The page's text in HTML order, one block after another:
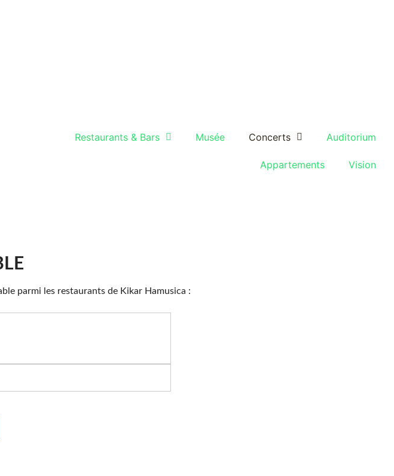
Restaurants & Bars Musée Concerts Auditorium
Appartements Vision
parmi les restaurants de Kikar Hamusica :